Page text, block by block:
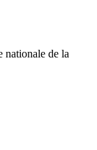
nationale de la